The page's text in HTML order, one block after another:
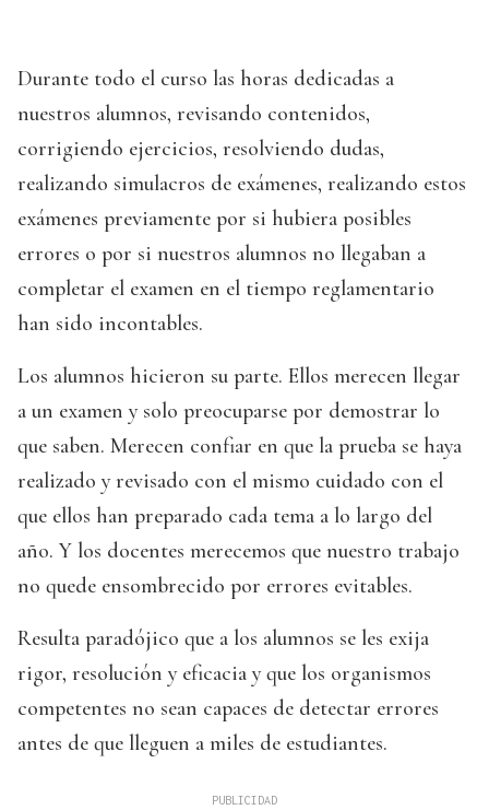
Durante todo el curso las horas dedicadas a
nuestros alumnos, revisando contenidos,
corrigiendo ejercicios, resolviendo dudas,
realizando simulacros de exámenes, realizando estos
exámenes previamente por si hubiera posibles
errores o por si nuestros alumnos no llegaban a
completar el examen en el tiempo reglamentario
han sido incontables.
Los alumnos hicieron su parte. Ellos merecen llegar
a un examen y solo preocuparse por demostrar lo
que saben. Merecen confiar en que la prueba se haya
realizado y revisado con el mismo cuidado con el
que ellos han preparado cada tema a lo largo del
año. Y los docentes merecemos que nuestro trabajo
no quede ensombrecido por errores evitables.
Resulta paradójico que a los alumnos se les exija
rigor, resolución y eficacia y que los organismos
competentes no sean capaces de detectar errores
antes de que lleguen a miles de estudiantes.